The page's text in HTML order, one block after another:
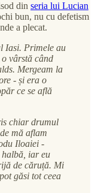
din seria lui Lucian
bun, nu cu defetism
a plecat.
Iasi. Primele au
vârstă când
Mergeam la
- și era o
ce se află
chiar drumul
mă aflam
Iloaiei -
halbă, iar eu
de căruță. Mi
găsi tot ceea